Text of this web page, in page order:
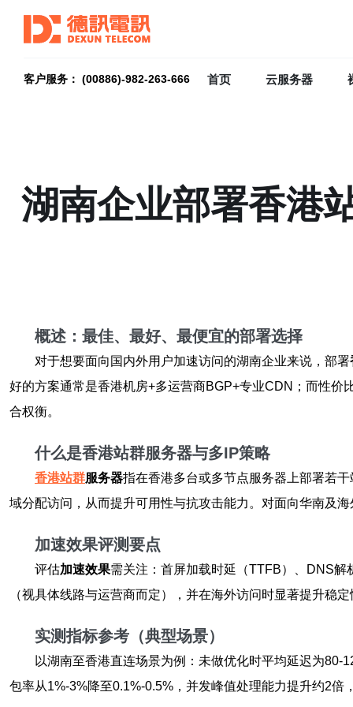
客户服务： (00886)-982-263-666 首页 云服务器
湖南企业部署香港
概述：最佳、最好、最便宜的部署选择
对于想要面向国内外用户加速访问的湖南企业来说，部署
好的方案通常是香港机房+多运营商BGP+专业CDN；而性
合权衡。
什么是香港站群服务器与多IP策略
香港站群服务器指在香港多台或多节点服务器上部署若
域分配访问，从而提升可用性与抗攻击能力。对面向华南及海
加速效果评测要点
评估加速效果需关注：首屏加载时延（TTFB）、DNS
（视具体线路与运营商而定），并在海外访问时显著提升稳定
实测指标参考（典型场景）
以湖南至香港直连场景为例：未做优化时平均延迟为
包率从1%-3%降至0.1%-0.5%，并发峰值处理能力提升约2倍